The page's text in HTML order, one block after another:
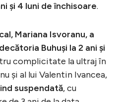
și 4 luni de închisoare.
Mariana Isvoranu, a
Buhuși la 2 ani și
complicitate la ultraj în
și al lui Valentin Ivancea,
suspendată, cu